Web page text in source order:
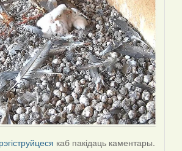
каб пакідаць каментары.